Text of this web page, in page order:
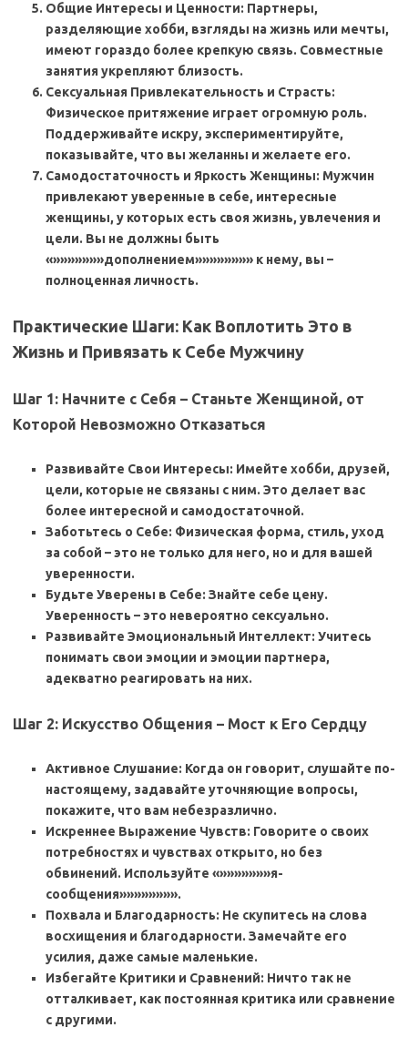
Общие Интересы и Ценности: Партнеры,
разделяющие хобби, взгляды на жизнь или мечты,
имеют гораздо более крепкую связь. Совместные
занятия укрепляют близость.
Сексуальная Привлекательность и Страсть:
Физическое притяжение играет огромную роль.
Поддерживайте искру, экспериментируйте,
показывайте, что вы желанны и желаете его.
Самодостаточность и Яркость Женщины: Мужчин
привлекают уверенные в себе, интересные
женщины, у которых есть своя жизнь, увлечения и
цели. Вы не должны быть
«»»»»»»»дополнением»»»»»»»» к нему, вы –
полноценная личность.
Практические Шаги: Как Воплотить Это в
Жизнь и Привязать к Себе Мужчину
Шаг 1: Начните с Себя – Станьте Женщиной, от
Которой Невозможно Отказаться
Развивайте Свои Интересы: Имейте хобби, друзей,
цели, которые не связаны с ним. Это делает вас
более интересной и самодостаточной.
Заботьтесь о Себе: Физическая форма, стиль, уход
за собой – это не только для него, но и для вашей
уверенности.
Будьте Уверены в Себе: Знайте себе цену.
Уверенность – это невероятно сексуально.
Развивайте Эмоциональный Интеллект: Учитесь
понимать свои эмоции и эмоции партнера,
адекватно реагировать на них.
Шаг 2: Искусство Общения – Мост к Его Сердцу
Активное Слушание: Когда он говорит, слушайте по-
настоящему, задавайте уточняющие вопросы,
покажите, что вам небезразлично.
Искреннее Выражение Чувств: Говорите о своих
потребностях и чувствах открыто, но без
обвинений. Используйте «»»»»»»»я-
сообщения»»»»»»»».
Похвала и Благодарность: Не скупитесь на слова
восхищения и благодарности. Замечайте его
усилия, даже самые маленькие.
Избегайте Критики и Сравнений: Ничто так не
отталкивает, как постоянная критика или сравнение
с другими.